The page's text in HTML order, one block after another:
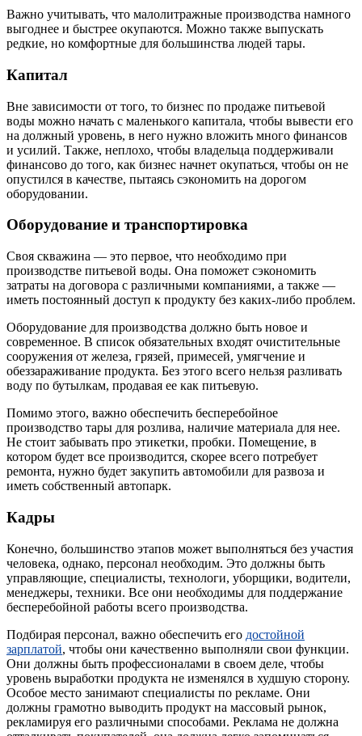
Важно учитывать, что малолитражные производства намного
выгоднее и быстрее окупаются. Можно также выпускать
редкие, но комфортные для большинства людей тары.
Капитал
Вне зависимости от того, то бизнес по продаже питьевой
воды можно начать с маленького капитала, чтобы вывести его
на должный уровень, в него нужно вложить много финансов
и усилий. Также, неплохо, чтобы владельца поддерживали
финансово до того, как бизнес начнет окупаться, чтобы он не
опустился в качестве, пытаясь сэкономить на дорогом
оборудовании.
Оборудование и транспортировка
Своя скважина — это первое, что необходимо при
производстве питьевой воды. Она поможет сэкономить
затраты на договора с различными компаниями, а также —
иметь постоянный доступ к продукту без каких-либо проблем.
Оборудование для производства должно быть новое и
современное. В список обязательных входят очистительные
сооружения от железа, грязей, примесей, умягчение и
обеззараживание продукта. Без этого всего нельзя разливать
воду по бутылкам, продавая ее как питьевую.
Помимо этого, важно обеспечить бесперебойное
производство тары для розлива, наличие материала для нее.
Не стоит забывать про этикетки, пробки. Помещение, в
котором будет все производится, скорее всего потребует
ремонта, нужно будет закупить автомобили для развоза и
иметь собственный автопарк.
Кадры
Конечно, большинство этапов может выполняться без участия
человека, однако, персонал необходим. Это должны быть
управляющие, специалисты, технологи, уборщики, водители,
менеджеры, техники. Все они необходимы для поддержание
бесперебойной работы всего производства.
Подбирая персонал, важно обеспечить его достойной
зарплатой, чтобы они качественно выполняли свои функции.
Они должны быть профессионалами в своем деле, чтобы
уровень выработки продукта не изменялся в худшую сторону.
Особое место занимают специалисты по рекламе. Они
должны грамотно выводить продукт на массовый рынок,
рекламируя его различными способами. Реклама не должна